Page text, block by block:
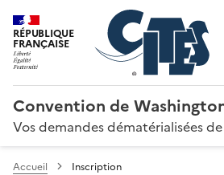
RÉPUBLIQUE
FRANÇAISE
Convention de
Vos demandes dématérialisées
Accueil Inscription